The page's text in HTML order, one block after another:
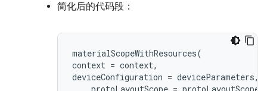
简化后的代码段：
materialScopeWithResources(
context = context,
deviceConfiguration = deviceParameters,